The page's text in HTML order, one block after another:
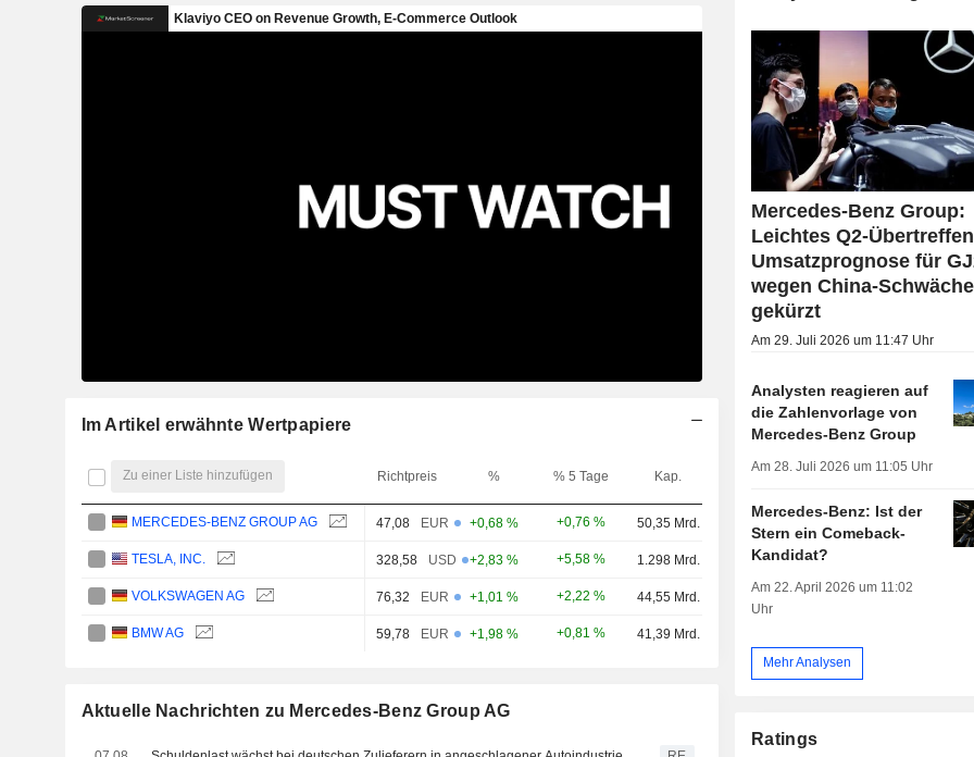
Im Artikel erwähnte Wertpapiere
Zu einer Liste hinzufügen Richtpreis % % 5 Tage Kap.
MERCEDES-BENZ GROUP AG 47,08 EUR +0,68 % +0,76 % 50,35 Mrd.
TESLA, INC. 328,58 USD +2,83 % +5,58 % 1.298 Mrd.
VOLKSWAGEN AG 76,32 EUR +1,01 % +2,22 % 44,55 Mrd.
BMW AG 59,78 EUR +1,98 % +0,81 % 41,39 Mrd.
Aktuelle Nachrichten zu Mercedes-Benz Group AG
Mercedes-Benz Group:
Leichtes Q2-
Umsatzprognose für
wegen China-Schwäche
gekürzt
Am 29. Juli 2026 um 11:47 Uhr
Analysten reagieren auf
die Zahlenvorlage von
Mercedes-Benz Group
Am 28. Juli 2026 um 11:05 Uhr
Mercedes-Benz: Ist der
Stern ein Comeback-
Kandidat?
Am 22. April 2026 um 11:02
Uhr
Mehr Analysen
Ratings